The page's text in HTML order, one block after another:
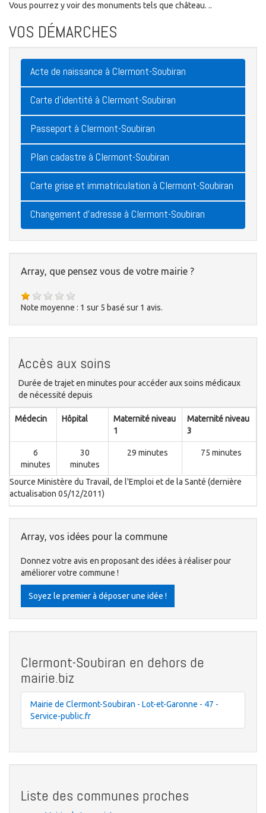
Vous pourrez y voir des monuments tels que château. ..
VOS DÉMARCHES
Acte de naissance à Clermont-Soubiran
Carte d'identité à Clermont-Soubiran
Passeport à Clermont-Soubiran
Plan cadastre à Clermont-Soubiran
Carte grise et immatriculation à Clermont-Soubiran
Changement d'adresse à Clermont-Soubiran
Array, que pensez vous de votre mairie ?
Note moyenne : 1 sur 5 basé sur 1 avis.
Accès aux soins
Durée de trajet en minutes pour accéder aux soins médicaux
de nécessité depuis
Médecin Hôpital
Maternité niveau
1
Maternité niveau
3
6
minutes
30
minutes
29 minutes 75 minutes
Source Ministère du Travail, de l'Emploi et de la Santé (dernière
actualisation 05/12/2011)
Array, vos idées pour la commune
Donnez votre avis en proposant des idées à réaliser pour
améliorer votre commune !
Soyez le premier à déposer une idée !
Clermont-Soubiran en dehors de
mairie.biz
Mairie de Clermont-Soubiran - Lot-et-Garonne - 47 -
Service-public.fr
Liste des communes proches